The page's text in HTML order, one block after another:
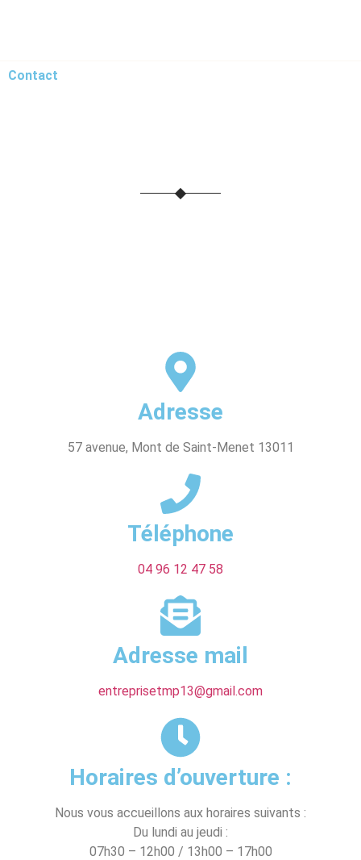
Contact
Adresse
57 avenue, Mont de Saint-Menet 13011
Téléphone
04 96 12 47 58
Adresse mail
entreprisetmp13@gmail.com
Horaires d’ouverture :
Nous vous accueillons aux horaires suivants :
Du lundi au jeudi :
07h30 – 12h00 / 13h00 – 17h00